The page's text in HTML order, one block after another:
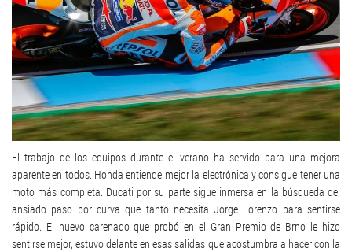
El trabajo de los equipos durante el verano ha servido para una mejora
aparente en todos. Honda entiende mejor la electrónica y consigue tener una
moto más completa. Ducati por su parte sigue inmersa en la búsqueda del
ansiado paso por curva que tanto necesita Jorge Lorenzo para sentirse
rápido. El nuevo carenado que probó en el Gran Premio de Brno le hizo
sentirse mejor, estuvo delante en esas salidas que acostumbra a hacer con la